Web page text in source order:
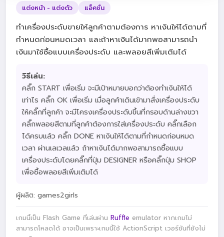
แต่งหน้า - แต่งตัว แอ็คชั่น
ทำเครื่องประดับขายให้ลูกค้าตามต้องการ หาเงินให้ได้ตามที่
กำหนดก่อนหมดเวลา และถ้าหาเงินได้มากพอสามารถนำ
เงินมาใช้ซื้อแบบเครื่องประดับ และพลอยสีเพิ่มเติมได้
วิธีเล่น:
คลิ๊ก START เพื่อเริ่ม จะมีเป้าหมายบอกว่าต้องทำเงินให้ได้
เท่าไร คลิ๊ก OK เพื่อเริ่ม เมื่อลูกค้าเดินเข้ามาสั่งเครื่องประดับ
ให้คลิ๊กที่ลูกค้า จะมีโครงเครื่องประดับขึ้นที่กรอบด้านล่างขวา
คลิ๊กพลอยสีตามที่ลูกค้าต้องการใส่เครื่องประดับ คลิ๊กเลือก
ได้ครบแล้ว คลิ๊ก DONE หาเงินให้ได้ตามที่กำหนดก่อนหมด
เวลา ผ่านเลเวลแล้ว ถ้าหาเงินได้มากพอสามารถซื้อแบบ
เครื่องประดับโดยคลิ๊กที่ปุ่ม DESIGNER หรือคลิ๊กปุ่ม SHOP
เพื่อซื้อพลอยสีเพิ่มเติมได้
ผู้ผลิต: games2girls
เกมนี้เป็น Flash Game ที่เล่นผ่าน Ruffle emulator หากเกมไม่
สามารถโหลดได้ อาจเป็นเพราะเกมนี้ใช้ ActionScript เวอร์ชันที่ยังไม่